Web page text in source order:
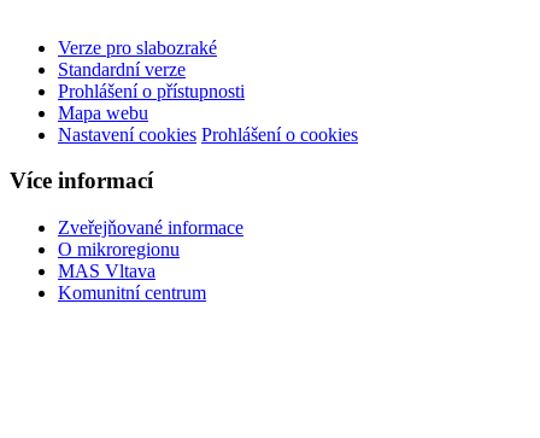
Verze pro slabozraké
Standardní verze
Prohlášení o přístupnosti
Mapa webu
Nastavení cookies Prohlášení o cookies
Více informací
Zveřejňované informace
O mikroregionu
MAS Vltava
Komunitní centrum